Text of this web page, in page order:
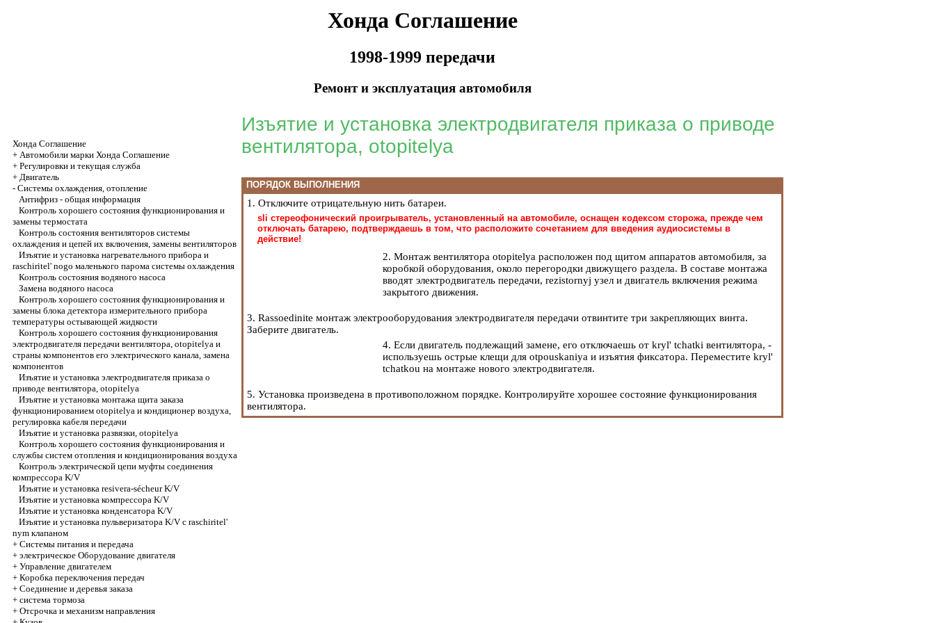
Хонда Соглашение
1998-1999 передачи
Ремонт и эксплуатация автомобиля
Хонда Соглашение
+ Автомобили марки Хонда Соглашение
+ Регулировки и текущая служба
+ Двигатель
- Системы охлаждения, отопление
Антифриз - общая информация
Контроль хорошего состояния функционирования и
замены термостата
Контроль состояния вентиляторов системы
охлаждения и цепей их включения, замены вентиляторов
Изъятие и установка нагревательного прибора и
raschiritel' nogo маленького парома системы охлаждения
Контроль состояния водяного насоса
Замена водяного насоса
Контроль хорошего состояния функционирования и
замены блока детектора измерительного прибора
температуры остывающей жидкости
Контроль хорошего состояния функционирования
электродвигателя передачи вентилятора, otopitelya и
страны компонентов его электрического канала, замена
компонентов
Изъятие и установка электродвигателя приказа о
приводе вентилятора, otopitelya
Изъятие и установка монтажа щита заказа
функционированием otopitelya и кондиционер воздуха,
регулировка кабеля передачи
Изъятие и установка развязки, otopitelya
Контроль хорошего состояния функционирования и
службы систем отопления и кондиционирования воздуха
Контроль электрической цепи муфты соединения
компрессора K/V
Изъятие и установка resivera-sécheur K/V
Изъятие и установка компрессора K/V
Изъятие и установка конденсатора K/V
Изъятие и установка пульверизатора K/V с raschiritel'
nym клапаном
+ Системы питания и передача
+ электрическое Оборудование двигателя
+ Управление двигателем
+ Коробка переключения передач
+ Соединение и деревья заказа
+ система тормоза
+ Отсрочка и механизм направления
Изъятие и установка электродвигателя приказа о приводе
вентилятора, otopitelya
ПОРЯДОК ВЫПОЛНЕНИЯ
1. Отключите отрицательную нить батареи.
sli стереофонический проигрыватель, установленный на автомобиле, оснащен кодексом сторожа, прежде чем
отключать батарею, подтверждаешь в том, что расположите сочетанием для введения аудиосистемы в
действие!
2. Монтаж вентилятора otopitelya расположен под щитом аппаратов автомобиля, за
коробкой оборудования, около перегородки движущего раздела. В составе монтажа
вводят электродвигатель передачи, rezistornyj узел и двигатель включения режима
закрытого движения.
3. Rassoedinite монтаж электрооборудования электродвигателя передачи отвинтите три закрепляющих винта.
Заберите двигатель.
4. Если двигатель подлежащий замене, его отключаешь от kryl' tchatki вентилятора, -
используешь острые клещи для otpouskaniya и изъятия фиксатора. Переместите kryl'
tchatkou на монтаже нового электродвигателя.
5. Установка произведена в противоположном порядке. Контролируйте хорошее состояние функционирования
вентилятора.